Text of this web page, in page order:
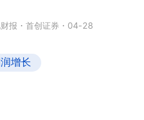
报 ・首创证券 ・ 04-28
增长